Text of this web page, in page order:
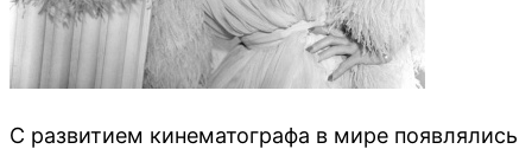
С развитием кинематографа в мире появлялись